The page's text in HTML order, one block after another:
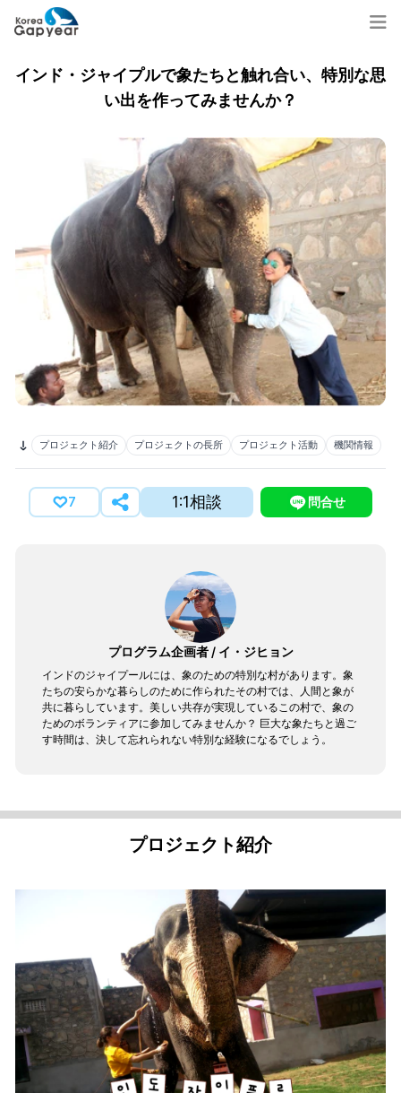
インド・ジャイプルで象たちと触れ合い、特別な思
い出を作ってみませんか？
プロジェクト紹介 プロジェクトの長所 プロジェクト活動 機関情報
7 1:1相談 問合せ
プログラム企画者/ イ・ジヒョン
インドのジャイプールには、象のための特別な村があります。象
たちの安らかな暮らしのために作られたその村では、人間と象が
共に暮らしています。美しい共存が実現しているこの村で、象の
ためのボランティアに参加してみませんか？ 巨大な象たちと過ご
す時間は、決して忘れられない特別な経験になるでしょう。
プロジェクト紹介